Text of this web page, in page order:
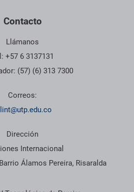
Contacto
Llámanos
+57 6 3137131
(57) (6) 313 7300
Correos:
Dirección
Internacional
Álamos Pereira, Risaralda